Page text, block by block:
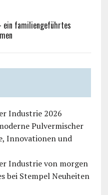
ein familiengeführtes
Industrie 2026
Pulvermischer
Innovationen und
Industrie von morgen
bei Stempel Neuheiten